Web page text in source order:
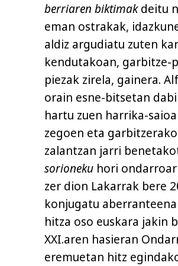
berriaren biktimakdeitu
eman ostrakak,
aldiz argudiatu zuten
kendutakoan, garbitze-
piezak zirela, gainera.
orain esne-bitsetan
hartu zuen harrika-
zegoen eta
zalantzan jarri
sorioneku hori
zer dion Lakarrak bere
konjugatu
hitza oso euskara jakin
XXI.aren hasieran
eremuetan hitz